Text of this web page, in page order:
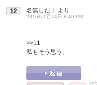
12 名無しだＪ より
2016年1月14日 8:49 PM
>>11
私もそう思う。